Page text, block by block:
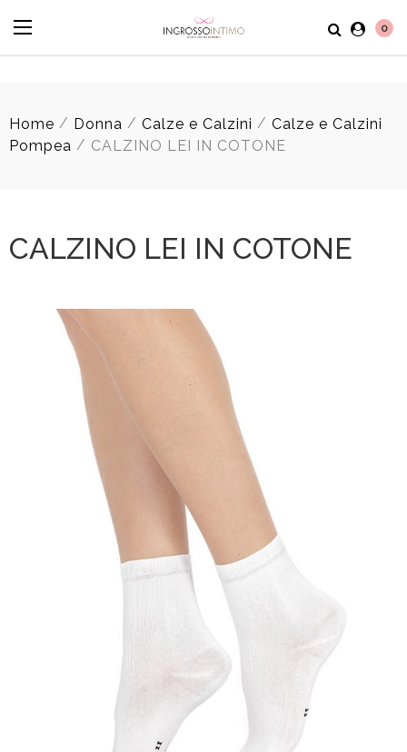
0
Home / Donna / Calze e Calzini / Calze e Calzini
Pompea / CALZINO LEI IN COTONE
CALZINO LEI IN COTONE